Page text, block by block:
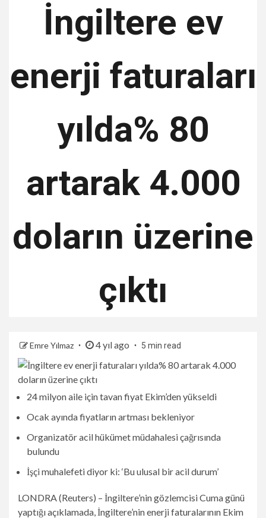
İngiltere ev
enerji faturaları
yılda% 80
artarak 4.000
doların üzerine
çıktı
Emre Yılmaz 4 yıl ago 5 min read
24 milyon aile için tavan fiyat Ekim’den yükseldi
Ocak ayında fiyatların artması bekleniyor
Organizatör acil hükümet müdahalesi çağrısında
bulundu
İşçi muhalefeti diyor ki: ‘Bu ulusal bir acil durum’
LONDRA (Reuters) – İngiltere’nin gözlemcisi Cuma günü
yaptığı açıklamada, İngiltere’nin enerji faturalarının Ekim